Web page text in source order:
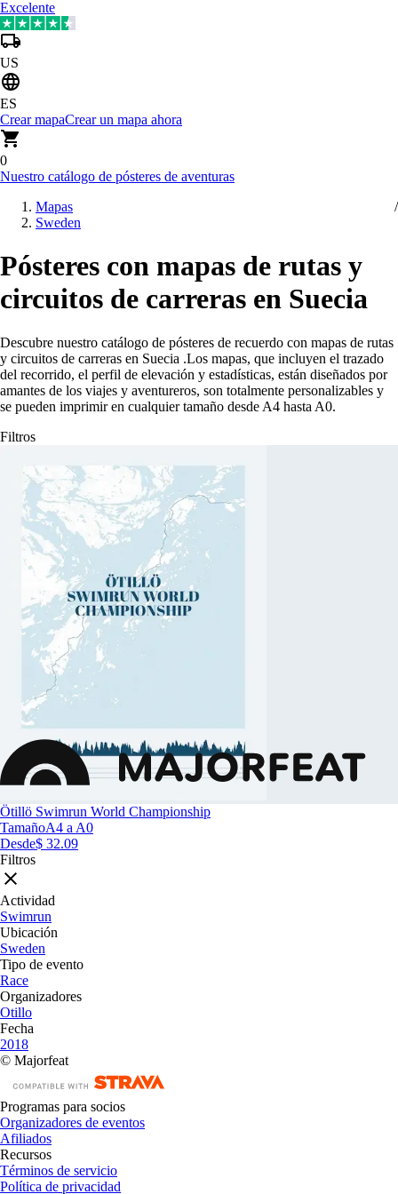
Excelente
US
ES
Crear mapaCrear un mapa ahora
0
Nuestro catálogo de pósteres de aventuras
Mapas
Sweden
Pósteres con mapas de rutas y
circuitos de carreras en Suecia
Descubre nuestro catálogo de pósteres de recuerdo con mapas de rutas
y circuitos de carreras en Suecia .Los mapas, que incluyen el trazado
del recorrido, el perfil de elevación y estadísticas, están diseñados por
amantes de los viajes y aventureros, son totalmente personalizables y
se pueden imprimir en cualquier tamaño desde A4 hasta A0.
Filtros
Ötillö Swimrun World Championship
TamañoA4 a A0
Desde$ 32.09
Filtros
Actividad
Swimrun
Ubicación
Sweden
Tipo de evento
Race
Organizadores
Otillo
Fecha
2018
© Majorfeat
Programas para socios
Organizadores de eventos
Afiliados
Recursos
Términos de servicio
Política de privacidad